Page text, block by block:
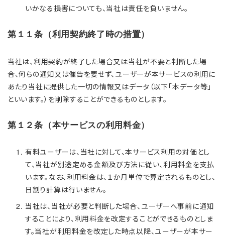
いかなる損害についても、当社は責任を負いません。
第１１条（利用契約終了時の措置）
当社は、利用契約が終了した場合又は当社が不要と判断した場
合、何らの通知又は催告を要せず、ユーザーが本サービスの利用に
あたり当社に提供した一切の情報又はデータ（以下「本データ等」
といいます。）を削除することができるものとします。
第１２条（本サービスの利用料金）
有料ユーザーは、当社に対して、本サービス利用の対価とし
て、当社が別途定める金額及び方法に従い、利用料金を支払
います。なお、利用料金は、１か月単位で算定されるものとし、
日割り計算は行いません。
当社は、当社が必要と判断した場合、ユーザーへ事前に通知
することにより、利用料金を改定することができるものとしま
す。当社が利用料金を改定した時点以降、ユーザーが本サー